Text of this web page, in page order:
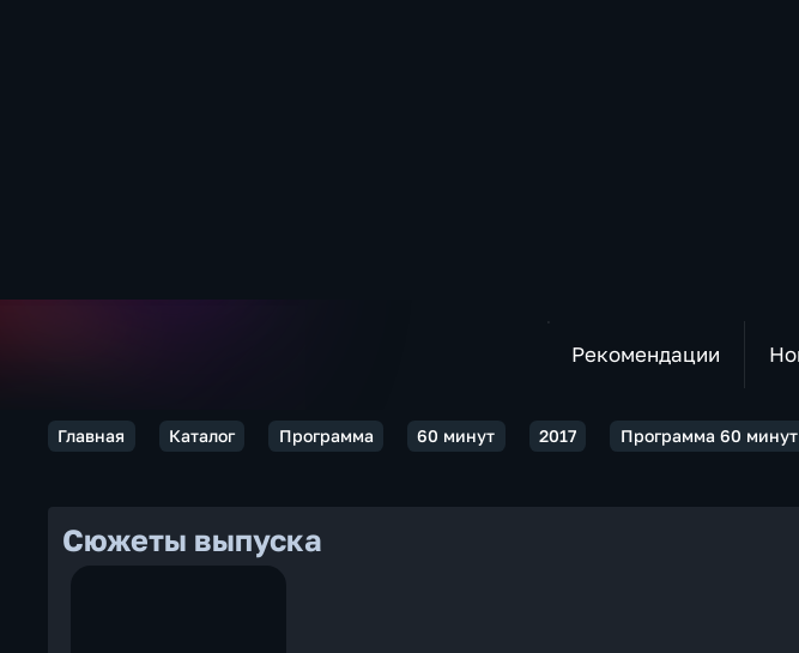
Рекомендации
Главная Каталог Программа 60 минут 2017 Программа 60 минут
Сюжеты выпуска